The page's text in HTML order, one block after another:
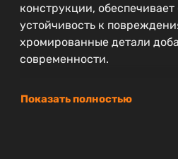
конструкции, обеспечивает
устойчивость к
хромированные детали
современности.
Показать полностью